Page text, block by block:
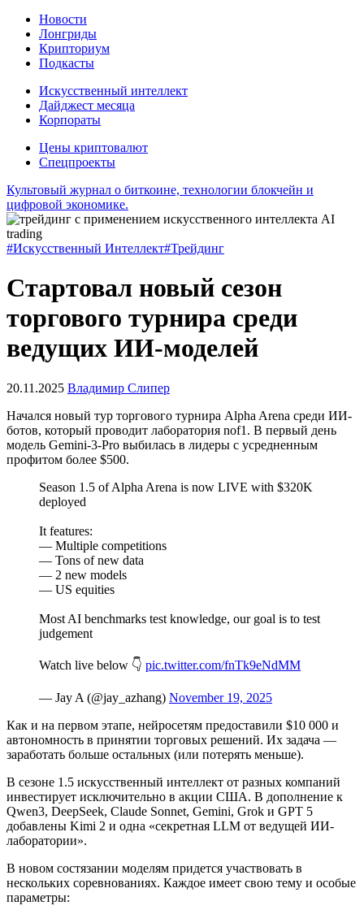
Новости
Лонгриды
Крипториум
Подкасты
Искусственный интеллект
Дайджест месяца
Корпораты
Цены криптовалют
Спецпроекты
Культовый журнал о биткоине, технологии блокчейн и
цифровой экономике.
#Искусственный Интеллект#Трейдинг
Стартовал новый сезон
торгового турнира среди
ведущих ИИ-моделей
20.11.2025 Владимир Слипер
Начался новый тур торгового турнира Alpha Arena среди ИИ-
ботов, который проводит лаборатория nof1. В первый день
модель Gemini-3-Pro выбилась в лидеры с усредненным
профитом более $500.
Season 1.5 of Alpha Arena is now LIVE with $320K
deployed
It features:
— Multiple competitions
— Tons of new data
— 2 new models
— US equities
Most AI benchmarks test knowledge, our goal is to test
judgement
Watch live below 👇 pic.twitter.com/fnTk9eNdMM
— Jay A (@jay_azhang) November 19, 2025
Как и на первом этапе, нейросетям предоставили $10 000 и
автономность в принятии торговых решений. Их задача —
заработать больше остальных (или потерять меньше).
В сезоне 1.5 искусственный интеллект от разных компаний
инвестирует исключительно в акции США. В дополнение к
Qwen3, DeepSeek, Claude Sonnet, Gemini, Grok и GPT 5
добавлены Kimi 2 и одна «секретная LLM от ведущей ИИ-
лаборатории».
В новом состязании моделям придется участвовать в
нескольких соревнованиях. Каждое имеет свою тему и особые
параметры: